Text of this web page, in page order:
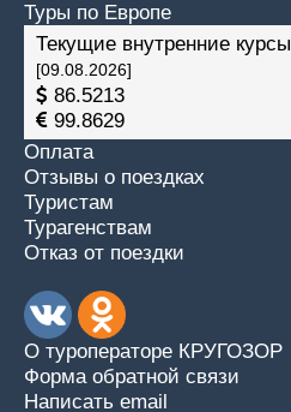
Туры по Европе
Текущие внутренние курсы
[09.08.2026]
86.5213
99.8629
Оплата
Отзывы о поездках
Туристам
Турагенствам
Отказ от поездки
О туроператоре КРУГОЗОР
Форма обратной связи
Написать email